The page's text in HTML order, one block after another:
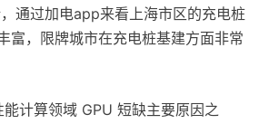
通过加电app来看上海市区的充电桩
富，限牌城市在充电桩基建方面非常
计算领域 GPU 短缺主要原因之